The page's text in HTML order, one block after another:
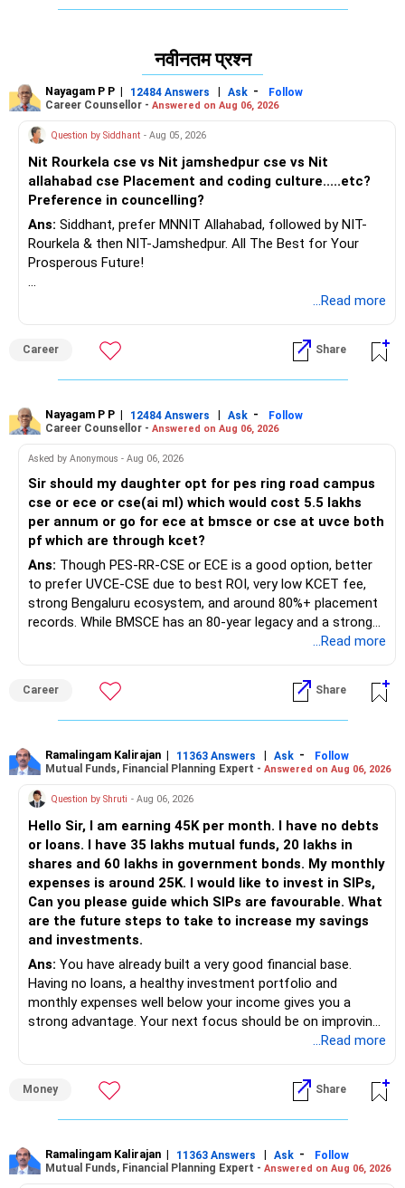
डॉ. चंद्रकांत लहरिया
सेंटर फॉर हेल्थ: द स्पेशलिटी प्रैक्टिस,
नवीनतम प्रश्न
Nayagam P P | 12484 Answers | Ask -
Follow
Career Counsellor - Answered on Aug 06, 2026
Question by Siddhant - Aug 05, 2026
Nit Rourkela cse vs Nit jamshedpur cse vs Nit
allahabad cse Placement and coding culture.....etc?
Preference in councelling?
Ans: Siddhant, prefer MNNIT Allahabad, followed by NIT-
Rourkela & then NIT-Jamshedpur. All The Best for Your
Prosperous Future!
Follow RediffGURUS to Know More on 'Careers | Money |
...Read more
Career Share
Nayagam P P | 12484 Answers | Ask -
Follow
Career Counsellor - Answered on Aug 06, 2026
Asked by Anonymous - Aug 06, 2026
Sir should my daughter opt for pes ring road campus
cse or ece or cse(ai ml) which would cost 5.5 lakhs
per annum or go for ece at bmsce or cse at uvce both
pf which are through kcet?
Ans: Though PES-RR-CSE or ECE is a good option, better
to prefer UVCE-CSE due to best ROI, very low KCET fee,
strong Bengaluru ecosystem, and around 80%+ placement
records. While BMSCE has an 80-year legacy and a strong
alumni network, you should carefully weigh the ECE branch
numbers may impact the individual attention and
placement opportunities compared to previous years,
making it a potentially lower priority on your list. All The
Follow RediffGURUS to Know More on 'Careers | Money |
Health | Relationships'.
...Read more
Career Share
Ramalingam Kalirajan | 11363 Answers | Ask -
Follow
Mutual Funds, Financial Planning Expert - Answered on Aug 06, 2026
Question by Shruti - Aug 06, 2026
Hello Sir, I am earning 45K per month. I have no debts
or loans. I have 35 lakhs mutual funds, 20 lakhs in
shares and 60 lakhs in government bonds. My monthly
expenses is around 25K. I would like to invest in SIPs,
Can you please guide which SIPs are favourable. What
are the future steps to take to increase my savings
and investments.
Ans: You have already built a very good financial base.
Having no loans, a healthy investment portfolio and
monthly expenses well below your income gives you a
strong advantage. Your next focus should be on improving
long-term wealth through disciplined SIPs and regular
» My Assessment
– Mutual funds of Rs.35 lakhs provide long-term growth.
...Read more
Money Share
Ramalingam Kalirajan | 11363 Answers | Ask -
Follow
Mutual Funds, Financial Planning Expert - Answered on Aug 06, 2026